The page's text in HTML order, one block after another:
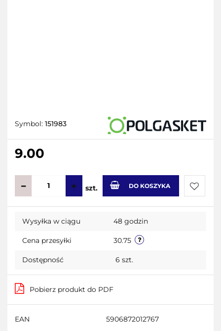
Symbol: 151983
9.00
szt. DO KOSZYKA
Do
Wysyłka w ciągu 48 godzin
Cena przesyłki 30.75
Dostępność 6 szt.
Pobierz produkt do PDF
EAN 5906872012767